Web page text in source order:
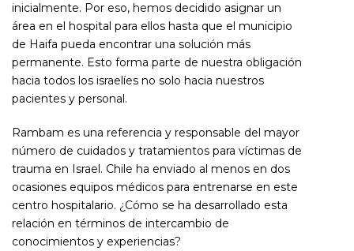
inicialmente. Por eso, hemos decidido asignar un
área en el hospital para ellos hasta que el municipio
de Haifa pueda encontrar una solución más
permanente. Esto forma parte de nuestra obligación
hacia todos los israelíes no solo hacia nuestros
pacientes y personal.
Rambam es una referencia y responsable del mayor
número de cuidados y tratamientos para víctimas de
trauma en Israel. Chile ha enviado al menos en dos
ocasiones equipos médicos para entrenarse en este
centro hospitalario. ¿Cómo se ha desarrollado esta
relación en términos de intercambio de
conocimientos y experiencias?